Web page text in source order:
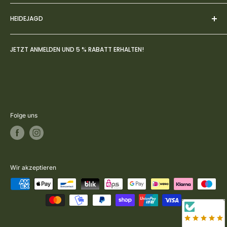
Impressum
AGBs
Datenschutz
Widerruf
HEIDEJAGD
Über uns
FAQs
JETZT ANMELDEN UND 5 % RABATT ERHALTEN!
Folge uns
Wir akzeptieren